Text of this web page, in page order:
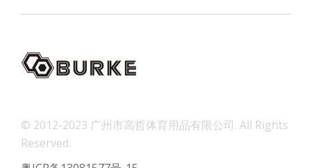
© 2012-2023 广州市高哲体育用品有限公司. All Rights
Reserved.